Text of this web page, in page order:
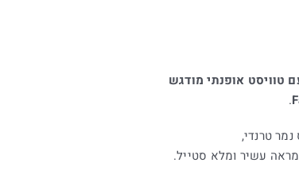
טוויסט אופנתי מודגש
.
טרנדי,
עשיר ומלא סטייל.